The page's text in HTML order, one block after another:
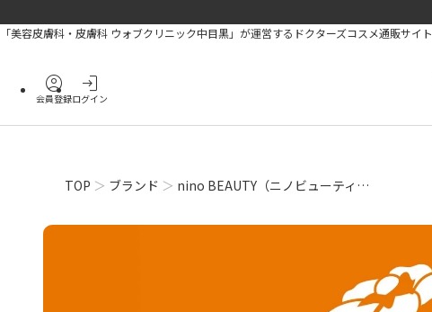
「美容皮膚科・皮膚科 ウォブクリニック中目黒」が運営するドクターズコスメ通販サイト
account_circle
会員登録
login
ログイン
TOP ブランド nino BEAUTY（ニノビューティ…